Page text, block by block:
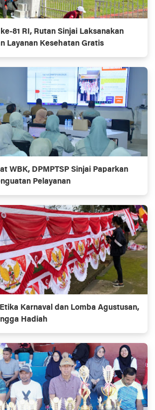
81 RI, Rutan Sinjai Laksanakan
Layanan Kesehatan Gratis
WBK, DPMPTSP Sinjai Paparkan
Pelayanan
Karnaval dan Lomba Agustusan,
Hadiah